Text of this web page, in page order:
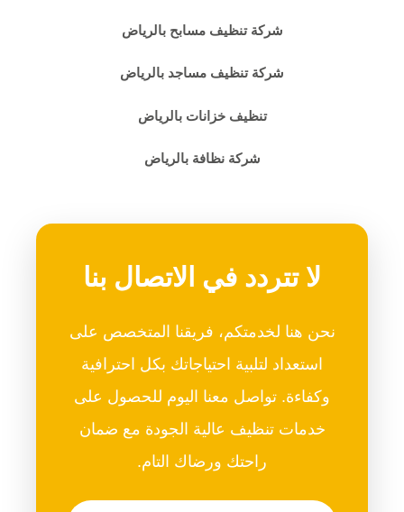
شركة تنظيف مسابح بالرياض
شركة تنظيف مساجد بالرياض
تنظيف خزانات بالرياض
شركة نظافة بالرياض
لا تتردد في الاتصال بنا
نحن هنا لخدمتكم، فريقنا المتخصص على
استعداد لتلبية احتياجاتك بكل احترافية
وكفاءة. تواصل معنا اليوم للحصول على
خدمات تنظيف عالية الجودة مع ضمان
راحتك ورضاك التام.